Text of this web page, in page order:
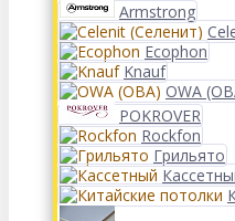
Armstrong
Ecophon
Knauf
OWA
POKROVER
Rockfon
Грильято